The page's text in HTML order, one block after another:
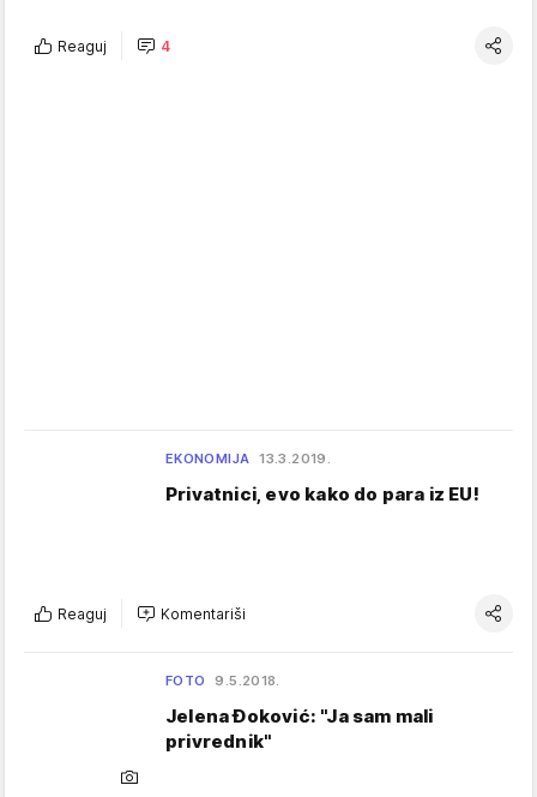
Reaguj 4
EKONOMIJA 13.3.2019.
Privatnici, evo kako do para iz EU!
Reaguj Komentariši
FOTO 9.5.2018.
Jelena Đoković: "Ja sam mali
privrednik"